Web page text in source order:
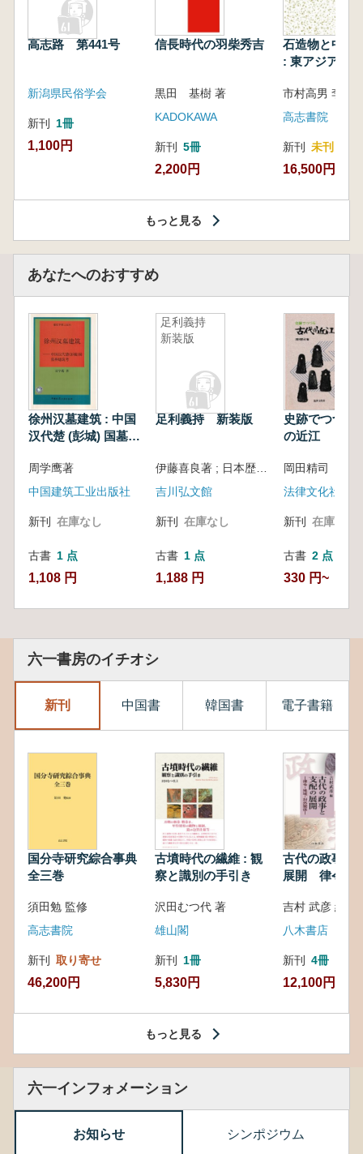
高志路 第441号
新潟県民俗学会
新刊 1冊
1,100円
信長時代の羽柴秀吉
黒田 基樹 著
KADOKAWA
新刊 5冊
2,200円
石造物と中世
: 東アジアと
高志書院
新刊 未刊
16,500円
もっと見る
あなたへのおすすめ
徐州汉墓建筑 : 中国
汉代楚 (彭城) 国墓葬
周学鹰著
中国建筑工业出版社
新刊 在庫なし
古書 1 点
1,108 円
足利義持
新装版
足利義持 新装版
吉川弘文館
新刊 在庫なし
古書 1 点
1,188 円
史跡でつづ
の近江
岡田精司 編
法律文化社
新刊 在庫なし
古書 2 点
330 円~
六一書房のイチオシ
新刊 中国書 韓国書 電子書籍
国分寺研究綜合事典
全三巻
須田勉 監修
高志書院
新刊 取り寄せ
46,200円
古墳時代の繊維 : 観
察と識別の手引き
沢田むつ代 著
雄山閣
新刊 1冊
5,830円
古代の政事と
展開 律令・
吉村 武彦 編集
八木書店
新刊 4冊
12,100円
もっと見る
六一インフォメーション
お知らせ シンポジウム